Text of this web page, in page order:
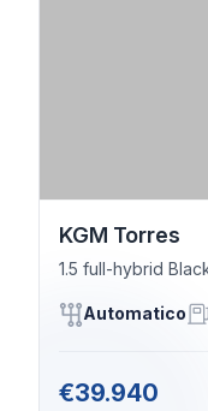
KGM Torres
1.5 full-hybrid
Automatico
€39.940